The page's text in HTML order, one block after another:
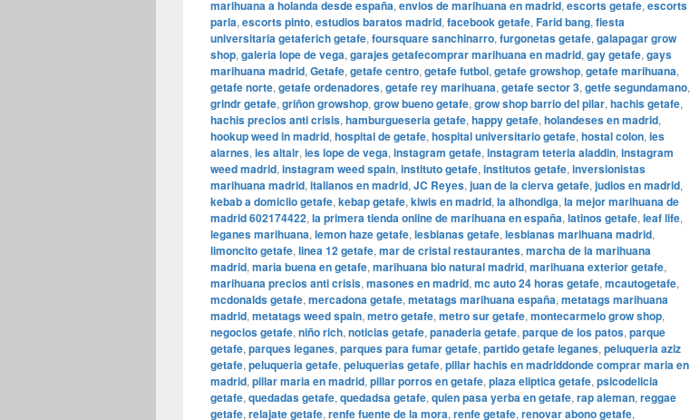
marihuana a holanda desde españa, envios de marihuana en madrid, escorts getafe, escorts
parla, escorts pinto, estudios baratos madrid, facebook getafe, Farid bang, fiesta
universitaria getaferich getafe, foursquare sanchinarro, furgonetas getafe, galapagar grow
shop, galeria lope de vega, garajes getafecomprar marihuana en madrid, gay getafe, gays
marihuana madrid, Getafe, getafe centro, getafe futbol, getafe growshop, getafe marihuana,
getafe norte, getafe ordenadores, getafe rey marihuana, getafe sector 3, getfe segundamano,
grindr getafe, griñon growshop, grow bueno getafe, grow shop barrio del pilar, hachis getafe,
hachis precios anti crisis, hamburgueseria getafe, happy getafe, holandeses en madrid,
hookup weed in madrid, hospital de getafe, hospital universitario getafe, hostal colon, ies
alarnes, ies altair, ies lope de vega, instagram getafe, instagram teteria aladdin, instagram
weed madrid, instagram weed spain, instituto getafe, institutos getafe, inversionistas
marihuana madrid, italianos en madrid, JC Reyes, juan de la cierva getafe, judios en madrid,
kebab a domiclio getafe, kebap getafe, kiwis en madrid, la alhondiga, la mejor marihuana de
madrid 602174422, la primera tienda online de marihuana en españa, latinos getafe, leaf life,
leganes marihuana, lemon haze getafe, lesbianas getafe, lesbianas marihuana madrid,
limoncito getafe, linea 12 getafe, mar de cristal restaurantes, marcha de la marihuana
madrid, maria buena en getafe, marihuana bio natural madrid, marihuana exterior getafe,
marihuana precios anti crisis, masones en madrid, mc auto 24 horas getafe, mcautogetafe,
mcdonalds getafe, mercadona getafe, metatags marihuana españa, metatags marihuana
madrid, metatags weed spain, metro getafe, metro sur getafe, montecarmelo grow shop,
negocios getafe, niño rich, noticias getafe, panaderia getafe, parque de los patos, parque
getafe, parques leganes, parques para fumar getafe, partido getafe leganes, peluqueria aziz
getafe, peluqueria getafe, peluquerias getafe, pillar hachis en madriddonde comprar maria en
madrid, pillar maria en madrid, pillar porros en getafe, plaza eliptica getafe, psicodelicia
getafe, quedadas getafe, quedadsa getafe, quien pasa yerba en getafe, rap aleman, reggae
getafe, relajate getafe, renfe fuente de la mora, renfe getafe, renovar abono getafe,